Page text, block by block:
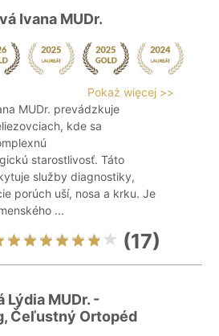
Ivana MUDr.
Pokaż więcej >>
MUDr. prevádzkuje
kde sa
starostlivosť. Táto
služby diagnostiky,
porúch uší, nosa a krku. Je
...
(17)
Lýdia MUDr. -
Čeľustný Ortopéd